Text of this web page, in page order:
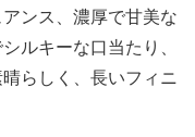
ンス、濃厚で甘美な
ルキーな口当たり、
らしく、長いフィニ